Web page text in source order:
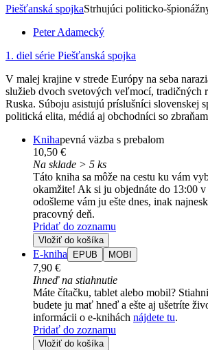
Piešťanská spojkaStrhujúci politicko-
Peter Adamecký
1. diel série Piešťanská spojka
V malej krajine v strede Európy na seba
služieb dvoch svetových veľmocí, tradičných
Ruska. Súboju asistujú príslušníci slovenskej
politická elita, médiá aj obchodníci so
Knihapevná väzba s prebalom
10,50 €
Na sklade > 5 ks
Táto kniha sa môže na cestu ku vám
okamžite! Ak si ju objednáte do 13:00
odošleme vám ju ešte dnes, inak
pracovný deň.
Pridať do zoznamu
Vložiť do košíka
E-kniha EPUB MOBI
7,90 €
Ihneď na stiahnutie
Máte čítačku, tablet alebo mobil?
budete ju mať hneď a ešte aj ušetríte
informácii o e-knihách nájdete tu.
Pridať do zoznamu
Vložiť do košíka